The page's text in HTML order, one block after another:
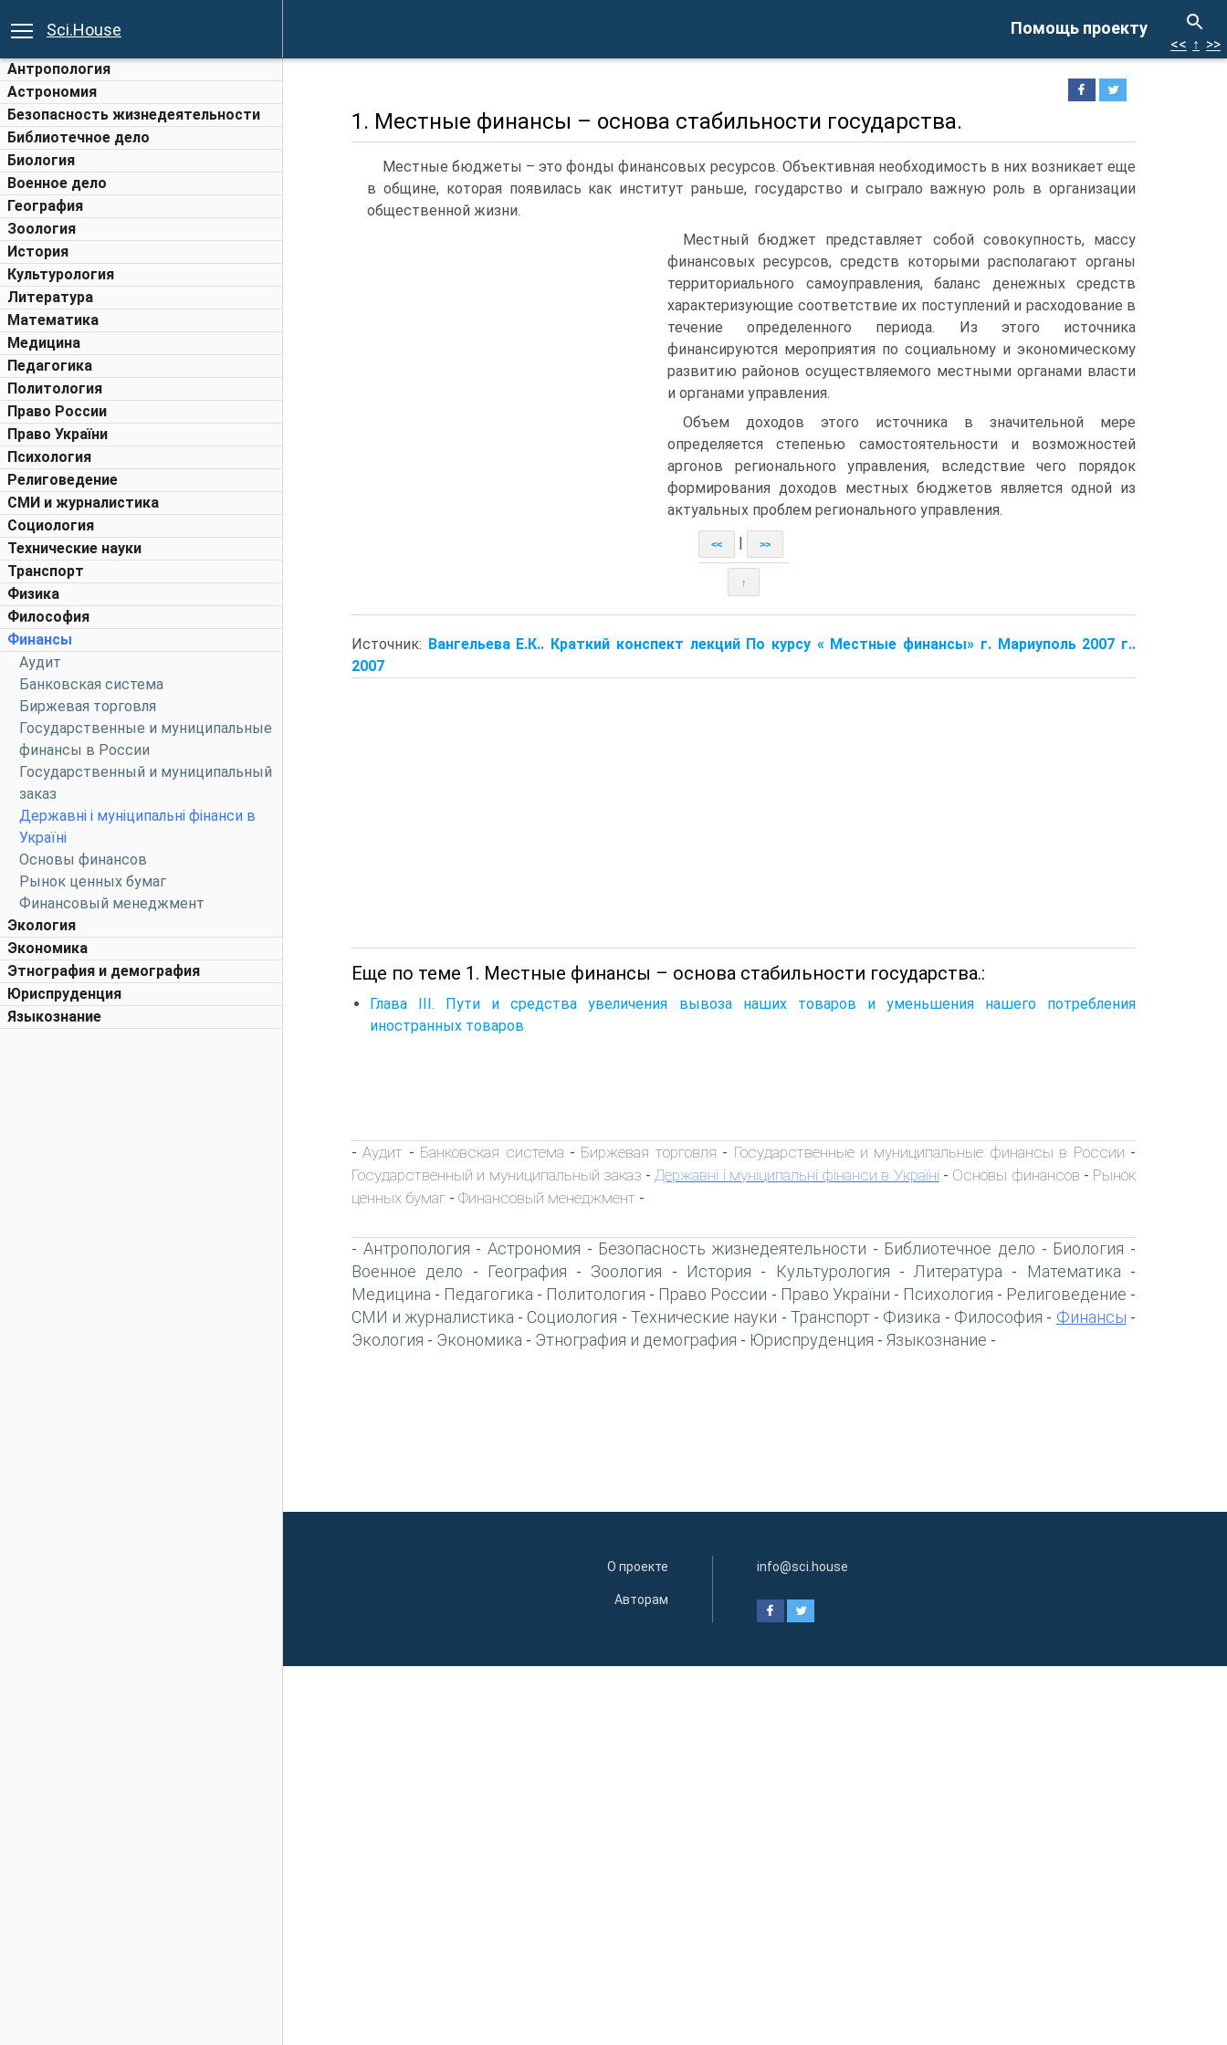
Помощь проекту
Sci.House
Антропология
Астрономия
Безопасность жизнедеятельности
Библиотечное дело
Биология
Военное дело
География
Зоология
История
Культурология
Литература
Математика
Медицина
Педагогика
Политология
Право России
Право України
Психология
Религоведение
СМИ и журналистика
Социология
Технические науки
Транспорт
Физика
Философия
Финансы
Аудит
Банковская система
Биржевая торговля
Государственные и муниципальные
финансы в России
Государственный и муниципальный
заказ
Державні і муніципальні фінанси в
Україні
Основы финансов
Рынок ценных бумаг
Финансовый менеджмент
Экология
Экономика
Этнография и демография
Юриспруденция
Языкознание
<< ↑ >>
1. Местные финансы – основа стабильности государства.
Местные бюджеты – это фонды финансовых ресурсов. Объективная необходимость в них возникает еще
в общине, которая появилась как институт раньше, государство и сыграло важную роль в организации
общественной жизни.
Местный бюджет представляет собой совокупность, массу
финансовых ресурсов, средств которыми располагают органы
территориального самоуправления, баланс денежных средств
характеризующие соответствие их поступлений и расходование в
течение определенного периода. Из этого источника
финансируются мероприятия по социальному и экономическому
развитию районов осуществляемого местными органами власти
и органами управления.
Объем доходов этого источника в значительной мере
определяется степенью самостоятельности и возможностей
аргонов регионального управления, вследствие чего порядок
формирования доходов местных бюджетов является одной из
актуальных проблем регионального управления.
<< >>
↑
Источник: Вангельева Е.К.. Краткий конспект лекций По курсу « Местные финансы» г. Мариуполь 2007 г..
2007
Еще по теме 1. Местные финансы – основа стабильности государства.:
Глава III. Пути и средства увеличения вывоза наших товаров и уменьшения нашего потребления
иностранных товаров
-Аудит - Банковская система - Биржевая торговля - Государственные и муниципальные финансы в России -
Государственный и муниципальный заказ - Державні і муніципальні фінанси в Україні - Основы финансов - Рынок
ценных бумаг - Финансовый менеджмент -
- Антропология -Астрономия - Безопасность жизнедеятельности - Библиотечное дело - Биология -
Военное дело - География - Зоология - История - Культурология - Литература - Математика -
Медицина - Педагогика - Политология - Право России - Право України - Психология - Религоведение -
СМИ и журналистика - Социология - Технические науки - Транспорт- Физика - Философия - Финансы -
Экология - Экономика - Этнография и демография - Юриспруденция - Языкознание -
О проекте
Авторам
info@sci.house